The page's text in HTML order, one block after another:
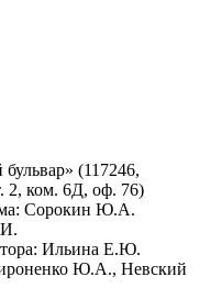
(117246,
2, ком. 6Д, оф. 76)
Сорокин Ю.А.
Ильина Е.Ю.
Ю.А., Невский